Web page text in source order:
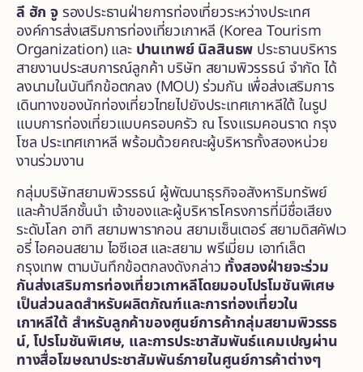
ลี ฮัก จูรองประธานฝ่ายการท่องเที่ยวระหว่างประเทศ
องค์การส่งเสริมการท่องเที่ยวเกาหลี (Korea Tourism
Organization) และ ปานเทพย์ นิลสินธพ ประธานบริหาร
สายงานประสบการณ์ลูกค้า บริษัท สยามพิวรรธน์ จำกัด ได้
ลงนามในบันทึกข้อตกลง (MOU) ร่วมกัน เพื่อส่งเสริมการ
เดินทางของนักท่องเที่ยวไทยไปยังประเทศเกาหลีใต้ ในรูป
แบบการท่องเที่ยวแบบครอบครัว ณ โรงแรมคอนราด กรุง
โซล ประเทศเกาหลี พร้อมด้วยคณะผู้บริหารทั้งสองหน่วย
งานร่วมงาน
กลุ่มบริษัทสยามพิวรรธน์ ผู้พัฒนาธุรกิจอสังหาริมทรัพย์
และค้าปลีกชั้นนำ เจ้าของและผู้บริหารโครงการที่มีชื่อเสียง
ระดับโลก อาทิ สยามพารากอน สยามเซ็นเตอร์ สยามดิสคัฟเว
อรี่ ไอคอนสยาม ไอซีเอส และสยาม พรีเมี่ยม เอาท์เล็ต
กรุงเทพ ตามบันทึกข้อตกลงดังกล่าว ทั้งสองฝ่ายจะร่วม
กันส่งเสริมการท่องเที่ยวเกาหลีโดยมอบโปรโมชันพิเศษ
เป็นส่วนลดสำหรับผลิตภัณฑ์และการท่องเที่ยวใน
เกาหลีใต้ สำหรับลูกค้าของศูนย์การค้ากลุ่มสยามพิวรรธ
น์,โปรโมชันพิเศษ, และการประชาสัมพันธ์แคมเปญผ่าน
ทางสื่อโฆษณาประชาสัมพันธ์ภายในศูนย์การค้าต่างๆ